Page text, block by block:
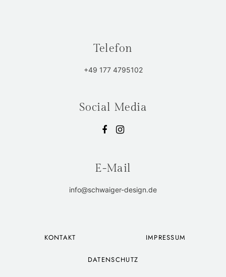
Telefon
+49 177 4795102
Social Media
E-Mail
info@schwaiger-design.de
KONTAKT IMPRESSUM
DATENSCHUTZ